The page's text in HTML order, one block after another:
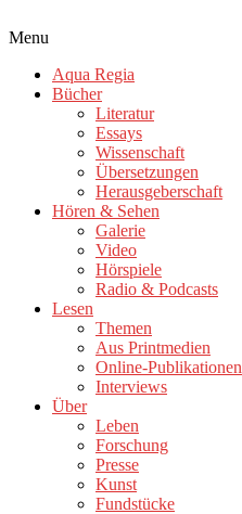
Menu
Aqua Regia
Bücher
Literatur
Essays
Wissenschaft
Übersetzungen
Herausgeberschaft
Hören & Sehen
Galerie
Video
Hörspiele
Radio & Podcasts
Lesen
Themen
Aus Printmedien
Online-Publikationen
Interviews
Über
Leben
Forschung
Presse
Kunst
Fundstücke